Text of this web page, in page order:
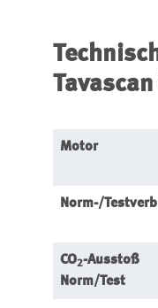
Motor
Norm-/
CO2-Ausstoß
Norm/Test